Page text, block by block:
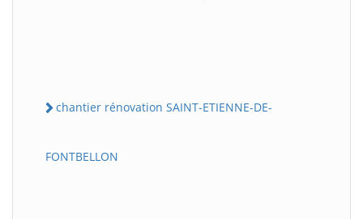
chantier rénovation SAINT-ETIENNE-DE-
FONTBELLON